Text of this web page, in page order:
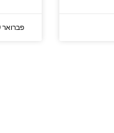
פברואר 19, 2026